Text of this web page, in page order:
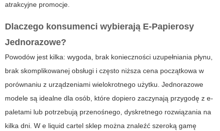
atrakcyjne promocje.
Dlaczego konsumenci wybierają E-Papierosy
Jednorazowe?
Powodów jest kilka: wygoda, brak konieczności uzupełniania płynu,
brak skomplikowanej obsługi i często niższa cena początkowa w
porównaniu z urządzeniami wielokrotnego użytku. Jednorazowe
modele są idealne dla osób, które dopiero zaczynają przygodę z e-
paletami lub potrzebują przenośnego, dyskretnego rozwiązania na
kilka dni. W e liquid cartel sklep można znaleźć szeroką gamę